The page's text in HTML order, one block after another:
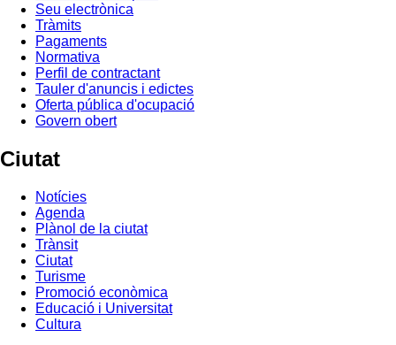
Seu electrònica
Tràmits
Pagaments
Normativa
Perfil de contractant
Tauler d'anuncis i edictes
Oferta pública d'ocupació
Govern obert
Ciutat
Notícies
Agenda
Plànol de la ciutat
Trànsit
Ciutat
Turisme
Promoció econòmica
Educació i Universitat
Cultura